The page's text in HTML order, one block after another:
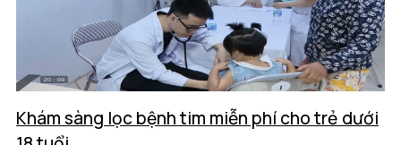
Khám sàng lọc bệnh tim miễn phí cho trẻ dưới